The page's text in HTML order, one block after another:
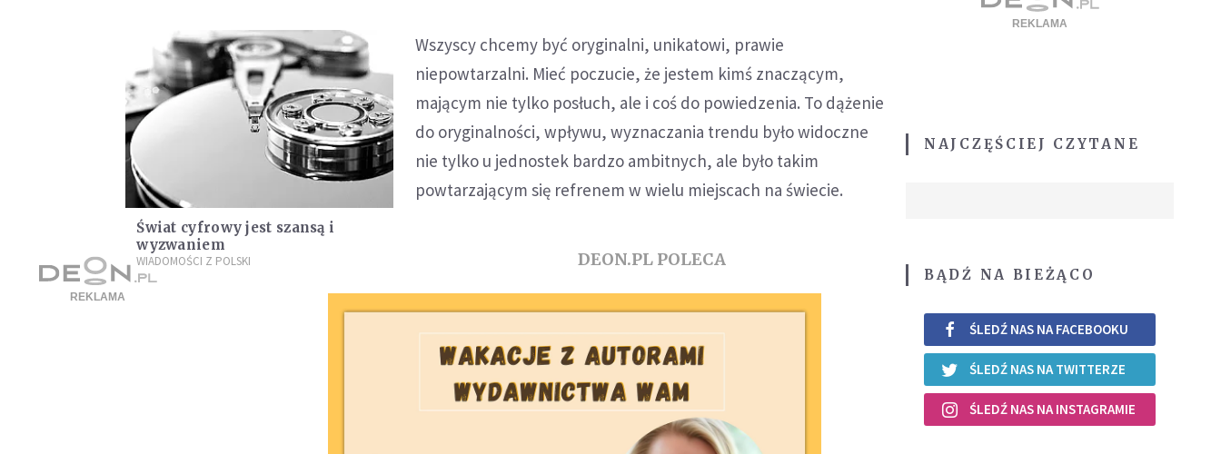
Świat cyfrowy jest szansą i
wyzwaniem
WIADOMOŚCI Z POLSKI
Wszyscy chcemy być oryginalni, unikatowi, prawie
niepowtarzalni. Mieć poczucie, że jestem kimś znaczącym,
mającym nie tylko posłuch, ale i coś do powiedzenia. To dążenie
do oryginalności, wpływu, wyznaczania trendu było widoczne
nie tylko u jednostek bardzo ambitnych, ale było takim
powtarzającym się refrenem w wielu miejscach na świecie.
DEON.PL POLECA
NAJCZĘŚCIEJ CZYTANE
BĄDŹ NA BIEŻĄCO
ŚLEDŹ NAS NA FACEBOOKU
ŚLEDŹ NAS NA TWITTERZE
ŚLEDŹ NAS NA INSTAGRAMIE